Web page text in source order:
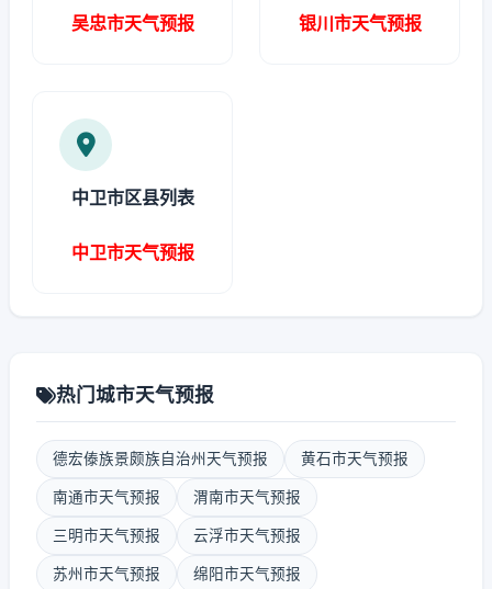
吴忠市天气预报 银川市天气预报
中卫市区县列表
中卫市天气预报
热门城市天气预报
德宏傣族景颇族自治州天气预报 黄石市天气预报
南通市天气预报 渭南市天气预报
三明市天气预报 云浮市天气预报
苏州市天气预报 绵阳市天气预报